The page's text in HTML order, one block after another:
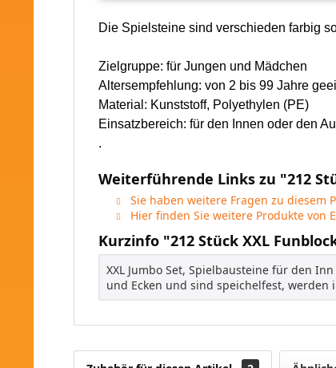
Die Spielsteine sind verschieden farbig
Zielgruppe: für Jungen und Mädchen
Altersempfehlung: von 2 bis 99 Jahre
Material: Kunststoff, Polyethylen (PE)
Einsatzbereich: für den Innen oder den
.
Weiterführende Links zu "212
Sie haben weitere Fragen zu diesem
Hier finden Sie weitere Produkte von
Kurzinfo "212 Stück XXL
XXL Jumbo Set, Spielbausteine für den
und Ecken und sind speichelfest, werden